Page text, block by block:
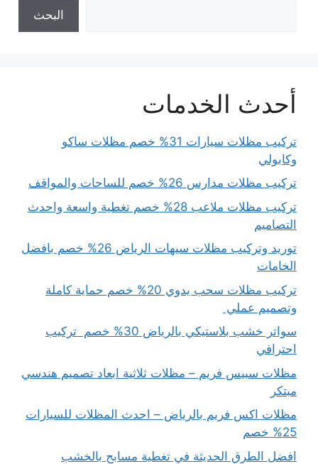
البحث
أحدث الخدمات
تركيب مظلات سيارات 31% خصم مظلات ساكو
وكابولي
تركيب مظلات مدارس 26% خصم للساحات والمواقف
تركيب مظلات ملاعب 28% خصم تغطية واسعة واحدث
التصاميم
توريد وتركيب مظلات سيهات الرياض 26% خصم بافضل
الخامات
تركيب مظلات سحب يدوي 20% خصم حماية كاملة
وتصميم عملي
سواتر خشب بلاستيكي بالرياض 30% خصم تركيب
احترافي
مظلات سبيس فريم – مظلات ثلاثية ابعاد تصميم هندسي
مبتكر
مظلات اكس فريم بالرياض – احدث المظلات للسيارات
25% خصم
افضل الطرق الحديثة في تغطية مسابح بالخشب